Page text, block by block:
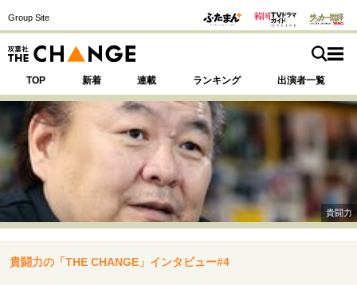
Group Site
TOP 新着 連載 ランキング 出演者一覧
SPECIAL 注目の記事テーマで探す
運命を変えた出会い 決断の裏側
貴闘力
貴闘力の「THE CHANGE」インタビュー#4